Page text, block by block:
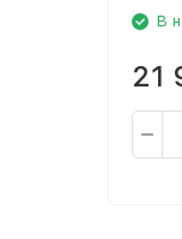
В
21